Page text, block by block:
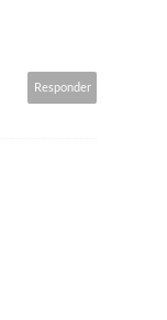
Responder